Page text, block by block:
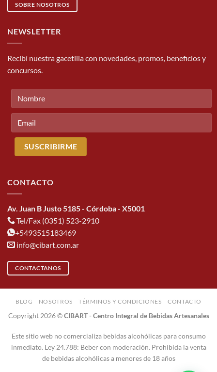
SOBRE NOSOTROS
NEWSLETTER
Recibí nuestra gacetilla con novedades, promos, beneficios y
concursos.
CONTACTO
Av. Juan B Justo 5185 - Córdoba - X5001
Tel/Fax (0351) 523-2910
+5493515183469
info@cibart.com.ar
CONTACTANOS
BLOG NOSOTROS TÉRMINOS Y CONDICIONES CONTACTO
Copyright 2026 ©CIBART - Centro Integral de Bebidas Artesanales
Este sitio web no comercializa bebidas alcohólicas para consumo
inmediato. Ley 24.788: Beber con moderación. Prohibida la venta
de bebidas alcohólicas a menores de 18 años